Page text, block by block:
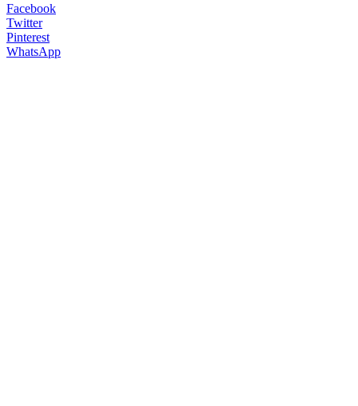
Facebook
Twitter
Pinterest
WhatsApp